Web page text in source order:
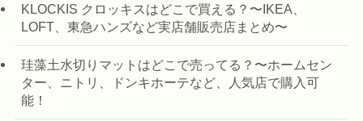
KLOCKIS クロッキスはどこで買える？〜IKEA、
LOFT、東急ハンズなど実店舗販売店まとめ〜
珪藻土水切りマットはどこで売ってる？〜ホームセン
ター、ニトリ、ドンキホーテなど、人気店で購入可
能！